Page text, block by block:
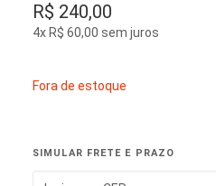
R$ 240,00
4x R$ 60,00 sem juros
Fora de estoque
SIMULAR FRETE E PRAZO